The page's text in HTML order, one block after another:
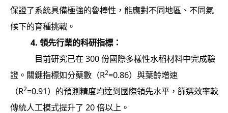
保證了系統具備極強的魯棒性，能應對不同地區、不同氣
候下的育種挑戰。
4. 領先行業的科研指標：
目前研究已在 300 份國際多樣性水稻材料中完成驗
證。關鍵指標如分蘖數（R2=0.86）與葉齡增速
（R2=0.91）的預測精度均達到國際領先水平，篩選效率較
傳統人工模式提升了 20 倍以上。